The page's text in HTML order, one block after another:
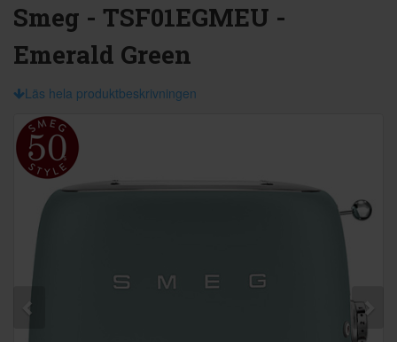
Smeg - TSF01EGMEU -
Emerald Green
Läs hela produktbeskrivningen